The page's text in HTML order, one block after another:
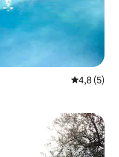
4,8 (5)